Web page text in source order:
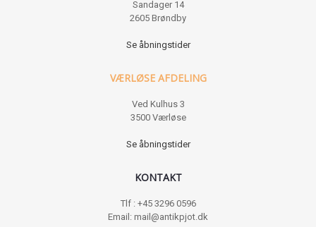
Sandager 14
2605 Brøndby
Se åbningstider
VÆRLØSE AFDELING
Ved Kulhus 3
3500 Værløse
Se åbningstider
KONTAKT
Tlf : +45 3296 0596
Email: mail@antikpjot.dk